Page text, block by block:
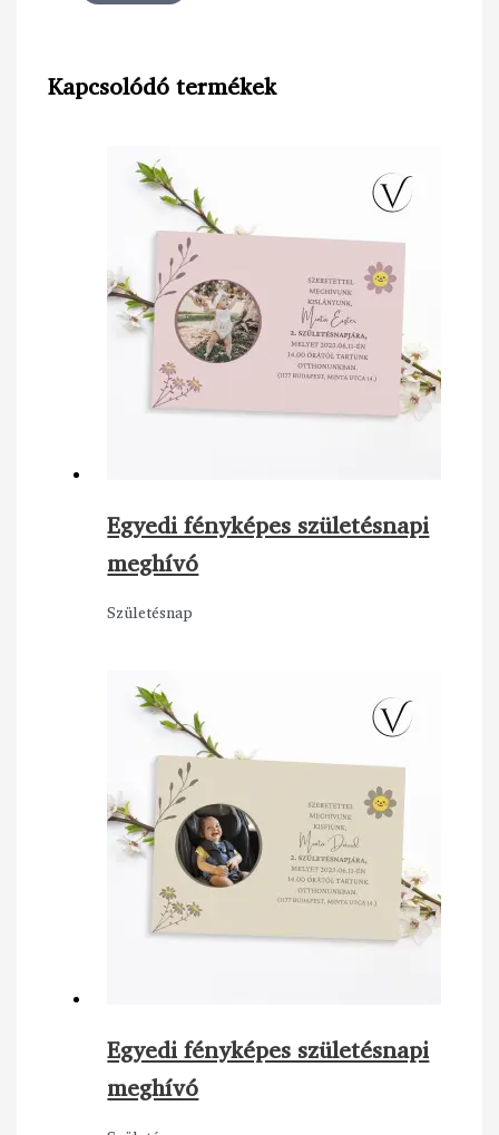
Kapcsolódó termékek
Egyedi fényképes születésnapi
meghívó
Születésnap
Egyedi fényképes születésnapi
meghívó